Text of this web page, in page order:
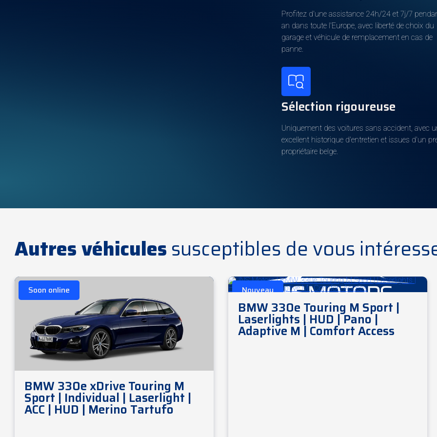
La couleur de l'intérieur
Equipement
Profitez d'une assistance 24h/24 et 7j/7
an dans toute l'Europe, avec liberté de choix du
garage et véhicule de remplacement en cas de
panne.
Sélection rigoureuse
Uniquement des voitures sans accident, avec
excellent historique d'entretien et issues d'un
propriétaire belge.
Autres véhiculessusceptibles de vous
Soon online
BMW 330e xDrive Touring M
Sport | Individual | Laserlight |
ACC | HUD | Merino Tartufo
Nouveau
BMW 330e Touring M Sport |
Laserlights | HUD | Pano |
Adaptive M | Comfort Access